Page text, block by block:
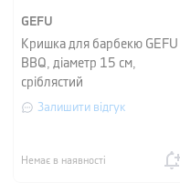
GEFU
Кришка для барбекю GEFU
BBQ, діаметр 15 см,
сріблястий
Залишити відгук
Немає в наявності